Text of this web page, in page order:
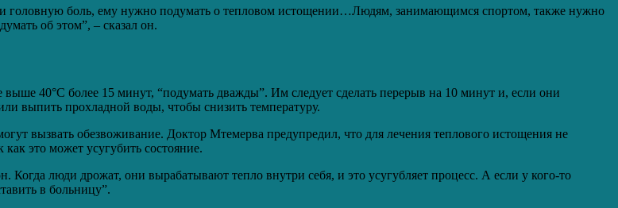
головную боль, ему нужно подумать о тепловом истощении…Людям, занимающимся спортом, также нужно
об этом”, – сказал он.
40°C более 15 минут, “подумать дважды”. Им следует сделать перерыв на 10 минут и, если они
выпить прохладной воды, чтобы снизить температуру.
вызвать обезвоживание. Доктор Мтемерва предупредил, что для лечения теплового истощения не
это может усугубить состояние.
Когда люди дрожат, они вырабатывают тепло внутри себя, и это усугубляет процесс. А если у кого-то
в больницу”.